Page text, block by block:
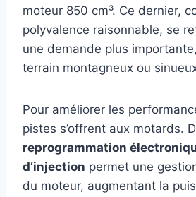
moteur 850 cm³. Ce dernier,
polyvalence raisonnable, se
une demande plus
terrain montagneux ou
Pour améliorer les
pistes s’offrent aux motards.
reprogrammation
d’injection permet une
du moteur, augmentant la